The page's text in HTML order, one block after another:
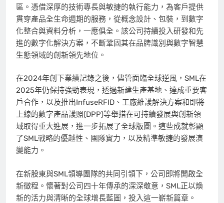
區。憑借深厚的技術專長與敏捷的執行能力，為客戶提供
貫穿產品全生命週期的服務，從概念設計、包裝，到數字
化整合與資料分析，一應俱全。該公司持續投入研發和先
進的數字化解決方案，不斷鞏固其在品牌識別與數字智慧
生態領域的創新領先地位。
在2024年創下業績記錄之後，儘管面臨全球逆風，SML在
2025年仍保持強勁表現，透過新建生產基地、達成重要客
戶合作，以及推出InfuseRFID、工廠維護解決方案和即將
上線的數字產品護照(DPP)等舉措在可持續發展與創新領
域取得重大進展，進一步拓展了全球版圖。這些成就彰顯
了SML戰略的優越性、團隊實力，以及精準敏捷的發展演
變能力。
在新股東與SML領導團隊的共同引領下，公司即將開啟全
新徵程。懷著對公司四十年傳承的深深敬意，SML正以煥
新的活力與清晰的全球增長藍圖，投入這一嶄新篇章。